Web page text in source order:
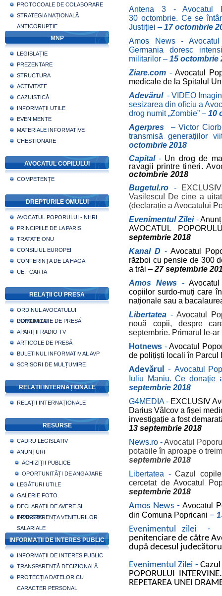
PROTOCOALE DE COLABORARE
STRATEGIA NAȚIONALĂ
ANTICORUPȚIE
MNP
LEGISLAȚIE
PREZENTARE
STRUCTURA
ACTIVITATE
CAZUISTICĂ
INFORMAȚII UTILE
EVENIMENTE
MATERIALE INFORMATIVE
CHESTIONARE
AVOCATUL COPILULUI
COMPETENȚE
DREPTURILE OMULUI
AVOCATUL POPORULUI - NHRI
PRINCIPIILE DE LA PARIS
TRATATE ONU
CONSILIUL EUROPEI
CONFERINȚA DE LA HAGA
UE - CARTA
RELAȚII CU PRESA
ORDINUL AVOCATULUI
POPORULUI
COMUNICATE DE PRESĂ
APARIȚII RADIO TV
ARTICOLE DE PRESĂ
BULETINUL INFORMATIV AL AVP
SCRISORI DE MULȚUMIRE
RELAȚII INTERNAȚIONALE
RELAȚII INTERNAȚIONALE
RESURSE
CADRU LEGISLATIV
ANUNȚURI
ACHIZIȚII PUBLICE
OPORTUNITĂȚI DE ANGAJARE
LEGĂTURI UTILE
GALERIE FOTO
DECLARAȚII DE AVERE ȘI
INTERESE
TRANSPARENȚA VENITURILOR
SALARIALE
INFORMAȚII DE INTERES PUBLIC
INFORMAȚII DE INTERES PUBLIC
TRANSPARENȚĂ DECIZIONALĂ
PROTECȚIA DATELOR CU
CARACTER PERSONAL
Antena 3 -Avocatul
30 octombrie. Ce se
Justiției – 17 octombrie
Amos News -
Germania doresc
militarilor – 15 octombrie
Ziare.com - Avocatul
medicale de la Spitalul
Adevărul- VIDEO
sesizarea din oficiu a
drog numit „Zombie” – 10
Agerpres – Victor
transmisă generațiilor
octombrie 2018
Capital- Un drog de
ravagii printre tineri.
octombrie 2018
Bugetul.ro -
Vasilescu! De cine a
(declarație a Avocatului
Evenimentul Zilei-
AVOCATUL
septembrie 2018
Kanal D - Avocatul
război cu pensie de 300
a trăi – 27 septembrie
Amos News -
copiilor surdo-muți care
naționale sau a
Libertatea -Avocatul
nouă copii, despre
septembrie. Primarul le-
Hotnews -Avocatul
de polițiști locali în Parcul
Adevărul - Avocatul
Iuliu Maniu. Ce
septembrie 2018
G4MEDIA - EXCLUSIV
Darius Vâlcov a fișei
investigație a fost
13 septembrie 2018
News.ro -Avocatul
potabile în aproape o
septembrie 2018
Libertatea - Cazul
cercetat de Avocatul
septembrie 2018
Amos News -Avocatul
din Comuna Popricani –
Evenimentul zilei -
penitenciare de către
după decesul
Evenimentul Zilei -
POPORULUI
REPETAREA UNEI